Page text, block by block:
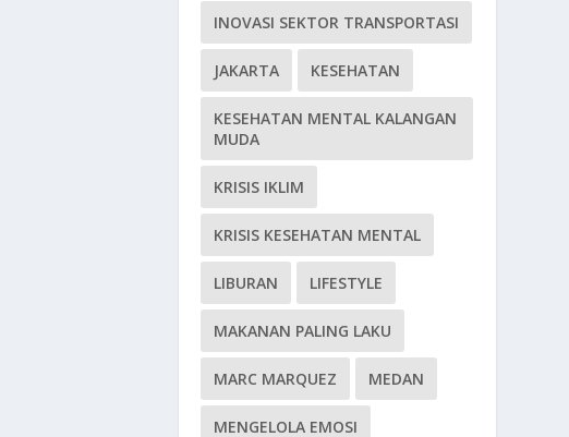
INOVASI SEKTOR TRANSPORTASI
JAKARTA KESEHATAN
KESEHATAN MENTAL KALANGAN
MUDA
KRISIS IKLIM
KRISIS KESEHATAN MENTAL
LIBURAN LIFESTYLE
MAKANAN PALING LAKU
MARC MARQUEZ MEDAN
MENGELOLA EMOSI